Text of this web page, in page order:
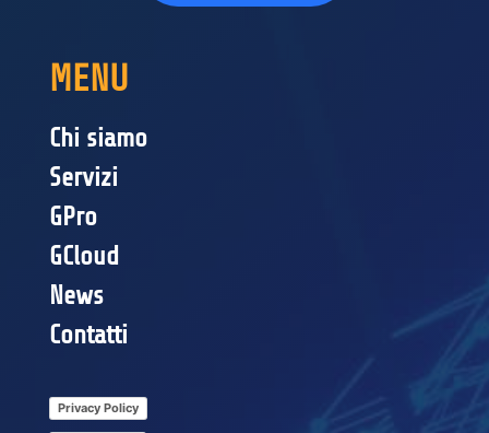
MENU
Chi siamo
Servizi
GPro
GCloud
News
Contatti
Privacy Policy